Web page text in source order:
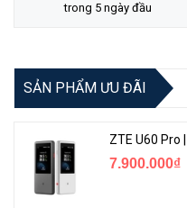
Trong mạng văn phòng, để
ban tránh PC bị nhiễm virus
thường chia mạng nội bộ
trong 5 ngày đầu
SẢN PHẨM ƯU ĐÃI
7.900.000₫